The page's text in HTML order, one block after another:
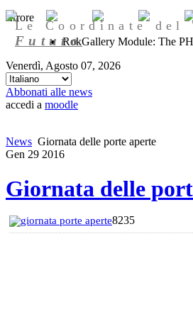
Errore
RokGallery Module: The
Venerdì, Agosto 07, 2026
Abbonati alle news
accedi a moodle
Le Coordinate del
Futuro
News Giornata delle porte aperte
Gen 29 2016
Giornata delle
giornata porte aperte8235